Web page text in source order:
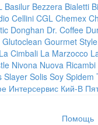
Basilur Bezzera Bialetti
Cellini CGL Chemex
Donghan Dr. Coffee
Glutoclean Gourmet Style
La Cimbali La Marzocco
Nivona Nuova Ricambi
Slayer Solis Soy Spidem
Интерсервис Кий-В
Помощь